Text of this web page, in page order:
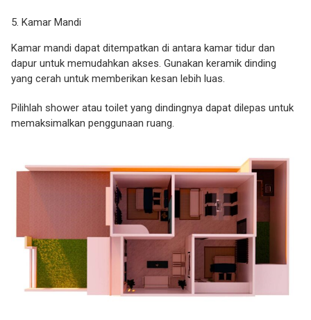
Kamar Mandi
Kamar mandi dapat ditempatkan di antara kamar tidur dan
dapur untuk memudahkan akses. Gunakan keramik dinding
yang cerah untuk memberikan kesan lebih luas.
Pilihlah shower atau toilet yang dindingnya dapat dilepas untuk
memaksimalkan penggunaan ruang.